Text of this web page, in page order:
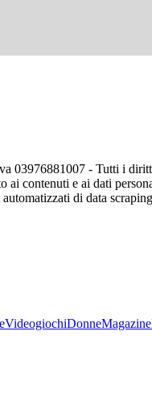
03976881007 - Tutti i
ai contenuti e ai dati
di data
VideogiochiDonneMagazine